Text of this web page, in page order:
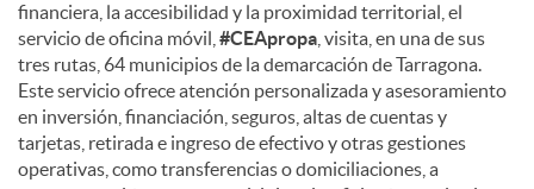
financiera, la accesibilidad y la proximidad territorial, el
servicio de oficina móvil, #CEApropa , visita, en una de sus
tres rutas, 64 municipios de la demarcación de Tarragona.
Este servicio ofrece atención personalizada y asesoramiento
en inversión, financiación, seguros, altas de cuentas y
tarjetas, retirada e ingreso de efectivo y otras gestiones
operativas, como transferencias o domiciliaciones, a